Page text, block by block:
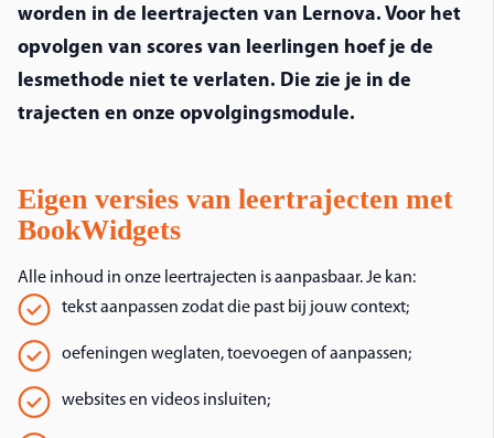
worden in de leertrajecten van Lernova. Voor het
opvolgen van scores van leerlingen hoef je de
lesmethode niet te verlaten. Die zie je in de
trajecten en onze opvolgingsmodule.
Eigen versies van leertrajecten met
BookWidgets
Alle inhoud in onze leertrajecten is aanpasbaar. Je kan:
tekst aanpassen zodat die past bij jouw context;
oefeningen weglaten, toevoegen of aanpassen;
websites en videos insluiten;